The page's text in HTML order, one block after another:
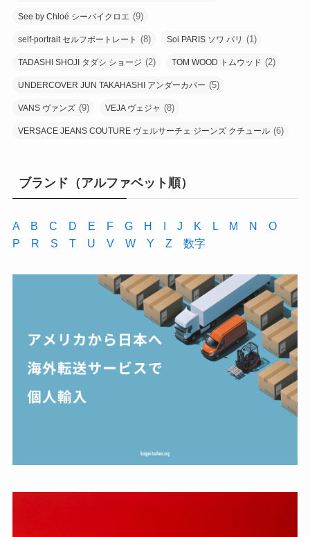
See by Chloé シーバイクロエ (9)
self-portrait セルフポートレート (8) Soi PARIS ソワ パリ (1)
TADASHI SHOJI タダシ ショージ (2) TOM WOOD トムウッド (2)
UNDERCOVER JUN TAKAHASHI アンダーカバー (5)
VANS ヴァンズ (9) VEJA ヴェジャ (8)
VERSACE JEANS COUTURE ヴェルサーチェ ジーンズ クチュール (6)
ブランド（アルファベット順）
A B C D E F G H I J K L M N
O
P
R S T U V W Y Z 数字